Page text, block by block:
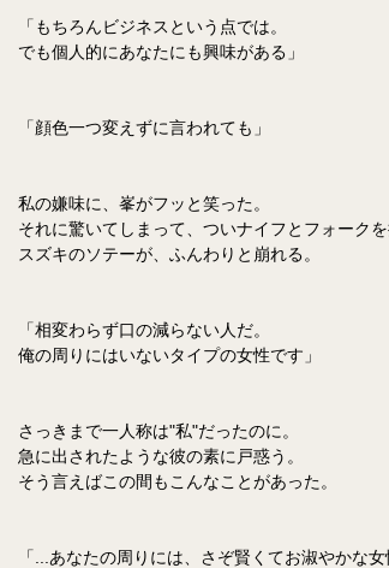
「もちろんビジネスという点では。
でも個人的にあなたにも興味がある」
「顔色一つ変えずに言われても」
私の嫌味に、峯がフッと笑った。
それに驚いてしまって、ついナイフとフォークを
スズキのソテーが、ふんわりと崩れる。
「相変わらず口の減らない人だ。
俺の周りにはいないタイプの女性です」
さっきまで一人称は"私"だったのに。
急に出されたような彼の素に戸惑う。
そう言えばこの間もこんなことがあった。
「...あなたの周りには、さぞ賢くてお淑やかな